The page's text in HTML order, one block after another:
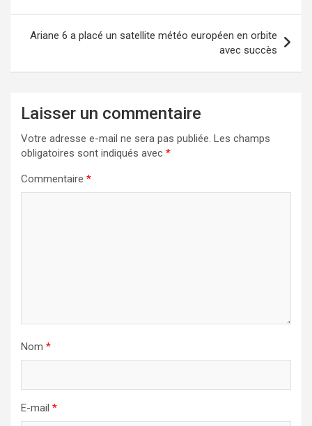
l’article
Ariane 6 a placé un satellite météo européen en orbite
avec succès
Laisser un commentaire
Votre adresse e-mail ne sera pas publiée. Les champs
obligatoires sont indiqués avec *
Commentaire *
Nom *
E-mail *